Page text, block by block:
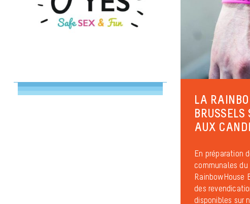
LA
BRUSSELS
AUX
En préparation
communales
RainbowHouse
des
disponibles sur